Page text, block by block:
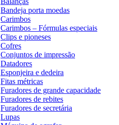
Bandeja porta moedas
Carimbos
Carimbos – Fórmulas especiais
Clips e pioneses
Cofres
Conjuntos de impressão
Datadores
Esponjeira e dedeira
Fitas métricas
Furadores de grande capacidade
Furadores de rebites
Furadores de secretária
Lupas